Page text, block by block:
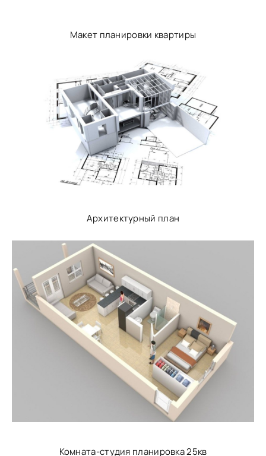
Макет планировки квартиры
Архитектурный план
Комната-студия планировка 25кв